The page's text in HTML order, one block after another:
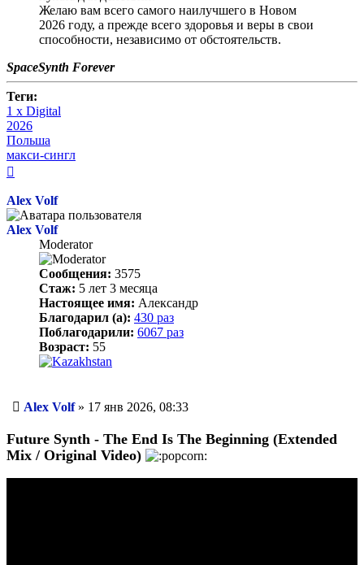
Желаю вам всего самого наилучшего в Новом
2026 году, а прежде всего здоровья и веры в свои
способности, независимо от обстоятельств.
SpaceSynth Forever
Теги:
1 x Digital
2026
Польша
макси-сингл
началу
Alex Volf
Alex Volf
Moderator
Сообщения: 3575
Стаж: 5 лет 3 месяца
Настоящее имя: Александр
Благодарил (а): 430 раз
Поблагодарили: 6067 раз
Возраст: 55
Сообщение
Alex Volf» 17 янв 2026, 08:33
Future Synth - The End Is The Beginning (Extended
Mix / Original Video)